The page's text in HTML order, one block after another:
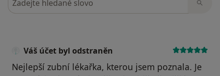
Váš účet byl odstraněn
Nejlepší zubní lékařka, kterou jsem poznala. Je